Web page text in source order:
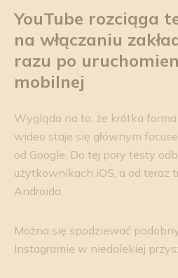
YouTube rozciąga
na włączaniu
razu po
mobilnej
Wygląda na to, że krótka
wideo staje się głównym
od Google. Do tej pory testy
użytkownikach iOS, a od teraz
Androida.
Można się spodziewać
Instagramie w niedalekiej